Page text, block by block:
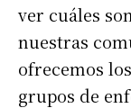
ver cuáles
nuestras
ofrecemos
grupos de